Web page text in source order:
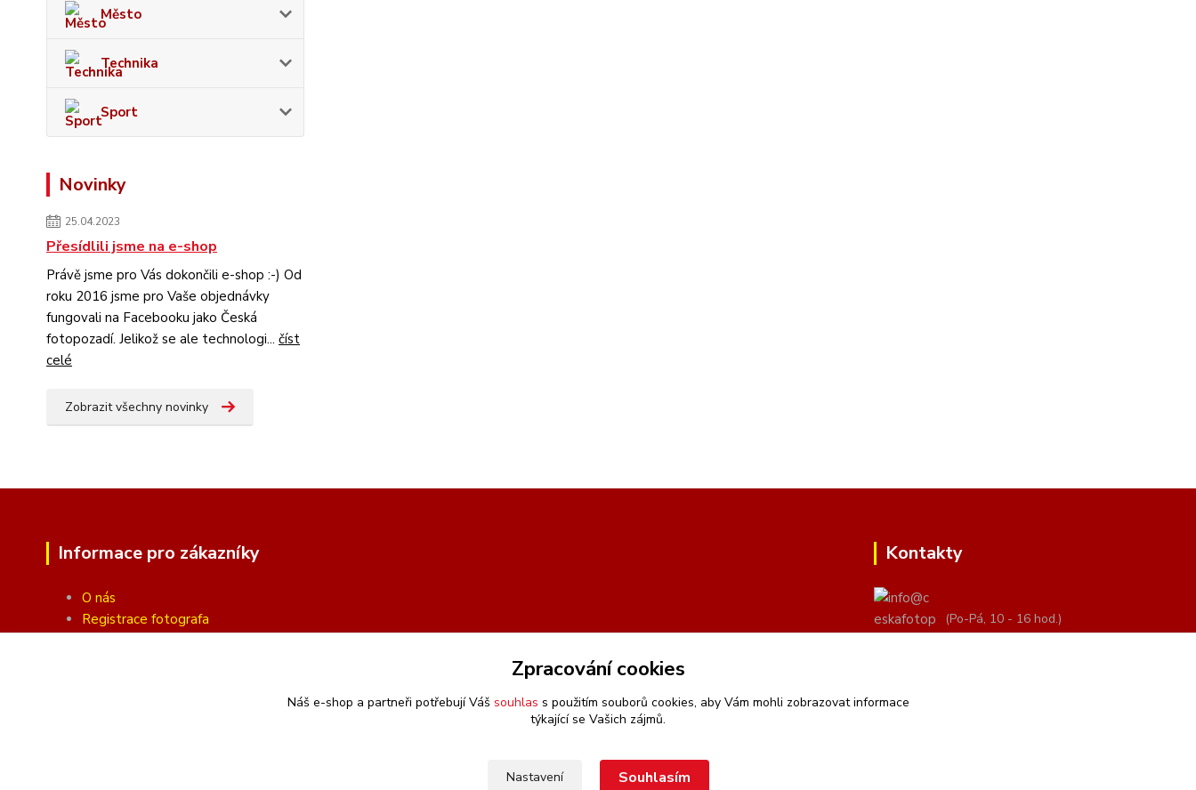
Město
Technika
Sport
Novinky
25.04.2023
Přesídlili jsme na e-shop
Právě jsme pro Vás dokončili e-shop :-) Od
roku 2016 jsme pro Vaše objednávky
fungovali na Facebooku jako Česká
fotopozadí. Jelikož se ale technologi... číst
celé
Zobrazit všechny novinky
Informace pro zákazníky
O nás
Registrace fotografa
Kontakty
(Po-Pá, 10 - 16 hod.)
Zpracování cookies
Náš e-shop a partneři potřebují Váš souhlas s použitím souborů cookies, aby Vám mohli zobrazovat informace
týkající se Vašich zájmů.
Nastavení Souhlasím